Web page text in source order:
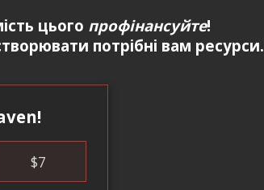
цього профінансуйте!
потрібні вам ресурси.
$7